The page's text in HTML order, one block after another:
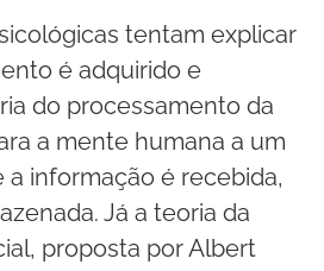
tentam explicar
é adquirido e
do processamento da
a mente humana a um
informação é recebida,
Já a teoria da
proposta por Albert